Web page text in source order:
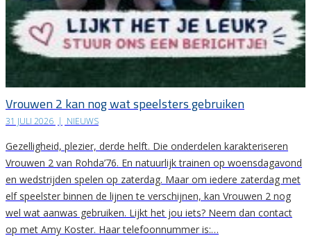
Vrouwen 2 kan nog wat speelsters gebruiken
31 JULI 2026 | NIEUWS
Gezelligheid, plezier, derde helft. Die onderdelen karakteriseren
Vrouwen 2 van Rohda’76. En natuurlijk trainen op woensdagavond
en wedstrijden spelen op zaterdag. Maar om iedere zaterdag met
elf speelster binnen de lijnen te verschijnen, kan Vrouwen 2 nog
wel wat aanwas gebruiken. Lijkt het jou iets? Neem dan contact
op met Amy Koster. Haar telefoonnummer is:…